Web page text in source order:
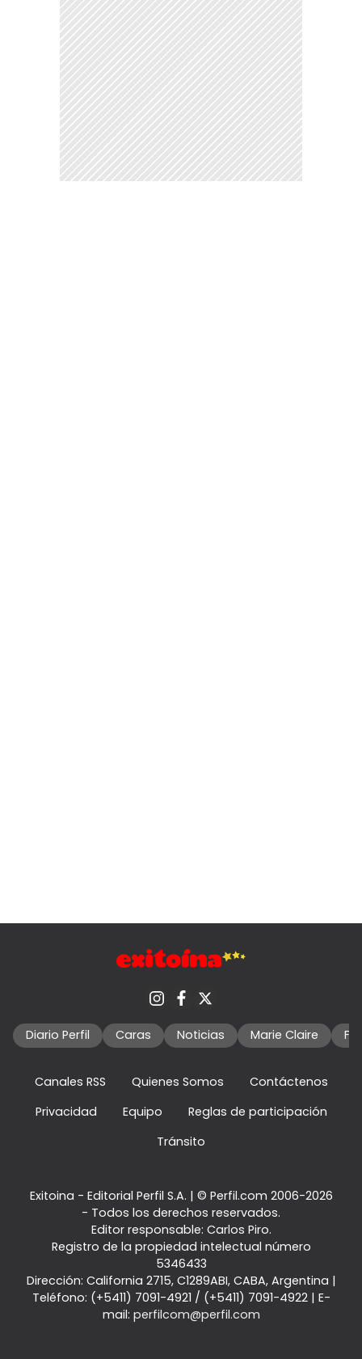
Diario Perfil Caras Noticias Marie Claire
Canales RSS Quienes Somos
Contáctenos
Privacidad
Equipo
Reglas de participación
Tránsito
Exitoina - Editorial Perfil S.A. | © Perfil.com 2006-2026
- Todos los derechos reservados.
Editor responsable: Carlos Piro.
Registro de la propiedad intelectual número
5346433
Dirección: California 2715, C1289ABI, CABA, Argentina |
Teléfono: (+5411) 7091-4921 / (+5411) 7091-4922| E-
mail: perfilcom@perfil.com